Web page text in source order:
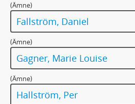
228 - MANUSKRIPT:
229 - MANUSKRIPT: Räkning å
231 - MANUSKRIPT: [Röda
232 - MANUSKRIPT:
234 - MANUSKRIPT:
235 - MANUSKRIPT: Själen
(Ämne)
Fallström, Daniel
(Ämne)
Gagner, Marie Louise
(Ämne)
Hallström, Per